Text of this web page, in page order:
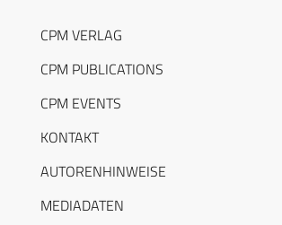
CPM VERLAG
CPM PUBLICATIONS
CPM EVENTS
KONTAKT
AUTORENHINWEISE
MEDIADATEN